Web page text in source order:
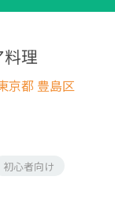
理
京都 豊島区
初心者向け